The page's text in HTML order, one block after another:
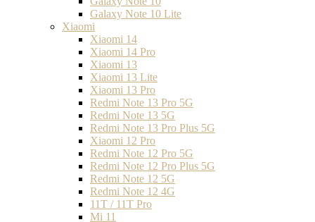
Galaxy Note 10 Lite
Xiaomi
Xiaomi 14
Xiaomi 14 Pro
Xiaomi 13
Xiaomi 13 Lite
Xiaomi 13 Pro
Redmi Note 13 Pro 5G
Redmi Note 13 5G
Redmi Note 13 Pro Plus 5G
Xiaomi 12 Pro
Redmi Note 12 Pro 5G
Redmi Note 12 Pro Plus 5G
Redmi Note 12 5G
Redmi Note 12 4G
11T / 11T Pro
Mi 11